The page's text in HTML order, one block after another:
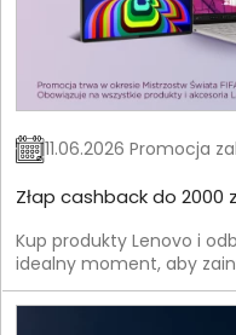
11.06.2026 Promocja
Złap cashback do 2000
Kup produkty Lenovo i
idealny moment, aby
laptop, komputer lub
zaoszczędzić.